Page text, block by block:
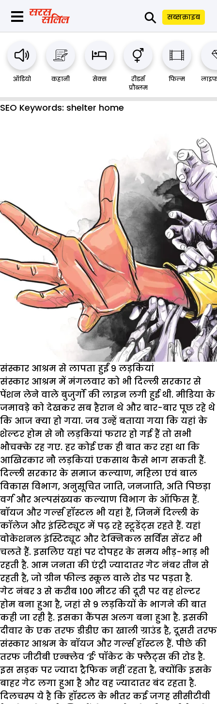
⚲ सब्सक्राइब
ऑडियो कहानी सेक्स
रीडर्स
प्रौब्लम
फिल्म
SEO Keywords: shelter home
संस्कार आश्रम से लापता हुईं 9 लड़कियां
संस्कार आश्रम में मंगलवार को भी दिल्ली सरकार से
पेंशन लेने वाले बुजुर्गों की लाइन लगी हुई थी. मीडिया के
जमावड़े को देखकर सब हैरान थे और बार-बार पूछ रहे थे
कि आज क्या हो गया. जब उन्हें बताया गया कि यहां के
शेल्टर होम से नौ लड़कियां फरार हो गई हैं तो सभी
भौचक्के रह गए. हर कोई एक ही बात कर रहा था कि
आखिरकार नौ लड़कियां एकसाथ कैसे भाग सकती हैं.
दिल्ली सरकार के समाज कल्याण, महिला एवं बाल
विकास विभाग, अनुसूचित जाति, जनजाति, अति पिछड़ा
वर्ग और अल्पसंख्यक कल्याण विभाग के ऑफिस हैं.
बॉयज और गर्ल्स हॉस्टल भी यहां हैं, जिनमें दिल्ली के
कॉलेज और इंस्टिट्यूट में पढ़ रहे स्टूडेंट्स रहते हैं. यहां
वोकेशनल इंस्टिट्यूट और टेक्निकल सर्विस सेंटर भी
चलते हैं. इसलिए यहां पर दोपहर के समय भीड़-भाड़ भी
रहती है. आम जनता की एंट्री ज्यादातर गेट नंबर तीन से
रहती है, जो ग्रीन फील्ड स्कूल वाले रोड पर पड़ता है.
गेट नंबर 3 से करीब 100 मीटर की दूरी पर वह शेल्टर
होम बना हुआ है, जहां से 9 लड़कियों के भागने की बात
कही जा रही है. इसका कैंपस अलग बना हुआ है. इसकी
दीवार के एक तरफ डीडीए का खाली ग्राउंड है, दूसरी तरफ
संस्कार आश्रम के बॉयज और गर्ल्स हॉस्टल हैं. पीछे की
तरफ जीटीबी एन्क्लेव ‘ई’ पॉकेट के फ्लैट्स की रोड है.
इस सड़क पर ज्यादा ट्रैफिक नहीं रहता है, क्योंकि इसके
बाहर गेट लगा हुआ है और वह ज्यादातर बंद रहता है.
दिलचस्प ये है कि हॉस्टल के भीतर कई जगह सीसीटीवी